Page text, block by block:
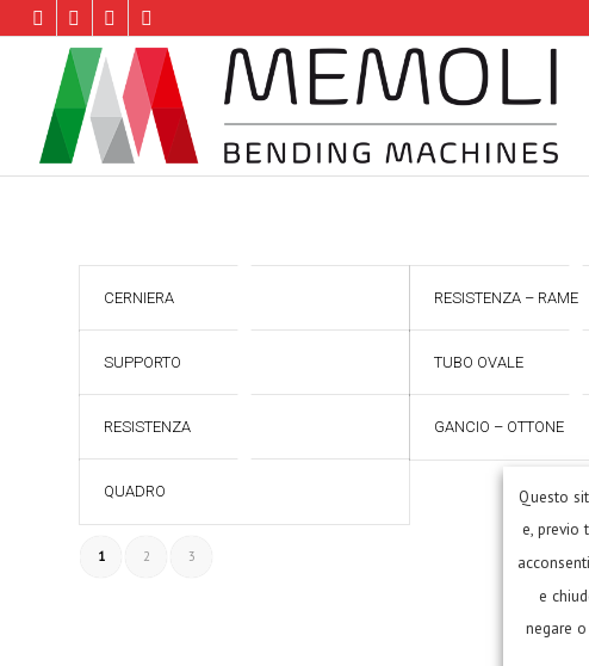
CERNIERA RESISTENZA – RAME
SUPPORTO TUBO OVALE
RESISTENZA GANCIO – OTTONE
QUADRO
1 2 3
Questo
e, previo
e
negare